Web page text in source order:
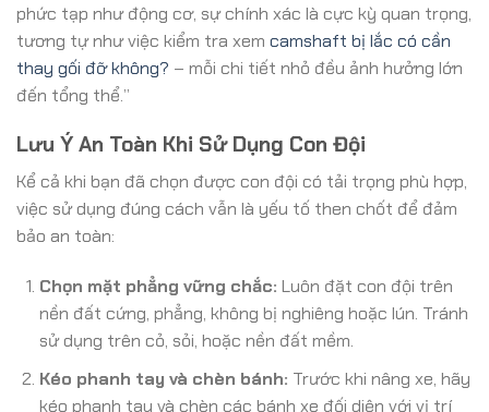
phức tạp như động cơ, sự chính xác là cực kỳ quan trọng,
tương tự như việc kiểm tra xem camshaft bị lắc có cần
thay gối đỡ không? – mỗi chi tiết nhỏ đều ảnh hưởng lớn
đến tổng thể.”
Lưu Ý An Toàn Khi Sử Dụng Con Đội
Kể cả khi bạn đã chọn được con đội có tải trọng phù hợp,
việc sử dụng đúng cách vẫn là yếu tố then chốt để đảm
bảo an toàn:
Chọn mặt phẳng vững chắc: Luôn đặt con đội trên
nền đất cứng, phẳng, không bị nghiêng hoặc lún. Tránh
sử dụng trên cỏ, sỏi, hoặc nền đất mềm.
Kéo phanh tay và chèn bánh: Trước khi nâng xe, hãy
kéo phanh tay và chèn các bánh xe đối diện với vị trí